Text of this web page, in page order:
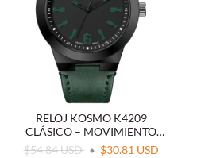
RELOJ KOSMO K4209
CLÁSICO – MOVIMIENTO
JAPONÉS (MIYOTA)
$54.84 USD $30.81 USD